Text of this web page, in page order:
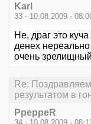
Karl
33 - 10.08.2009 -
Не, драг это
денех
очень
Re:
результатом в
PpeppeR